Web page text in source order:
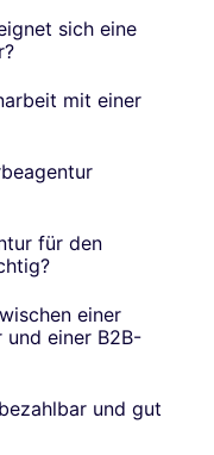
sich eine
mit einer
für den
einer
und einer B2B-
und gut